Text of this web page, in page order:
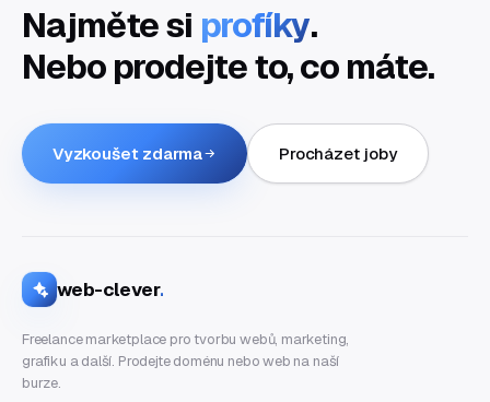
Najměte si profíky.
Nebo prodejte to, co máte.
Vyzkoušet zdarma Procházet joby
web-clever.
Freelance marketplace pro tvorbu webů, marketing,
grafiku a další. Prodejte doménu nebo web na naší
burze.